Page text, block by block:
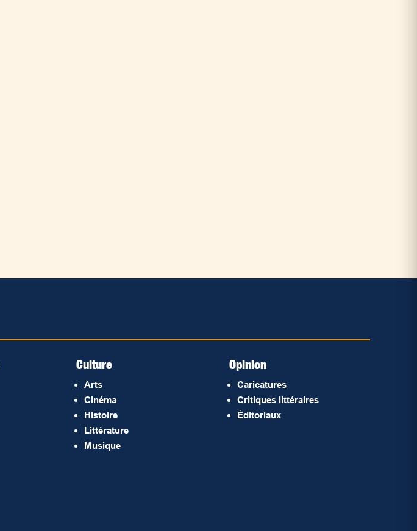
Culture
Arts
Cinéma
Histoire
Littérature
Musique
Opinion
Caricatures
Critiques littéraires
Éditoriaux